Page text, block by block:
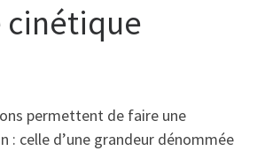
cinétique
permettent de faire une
: celle d’une grandeur dénommée